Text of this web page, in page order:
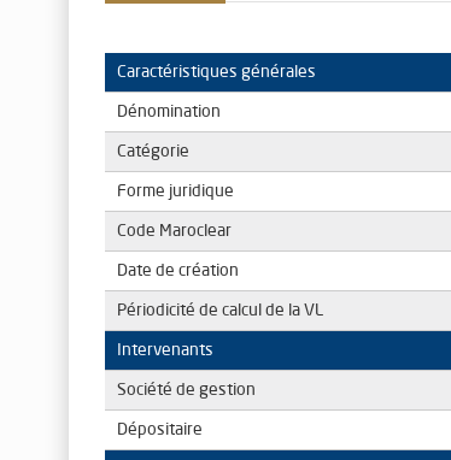
Caractéristiques générales
Dénomination
Catégorie
Forme juridique
Code Maroclear
Date de création
Périodicité de calcul de la VL
Intervenants
Société de gestion
Dépositaire